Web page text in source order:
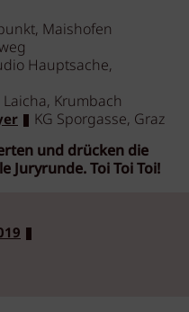
Maishofen
Hauptsache,
Krumbach
KG Sporgasse, Graz
und drücken die
Juryrunde. Toi Toi Toi!